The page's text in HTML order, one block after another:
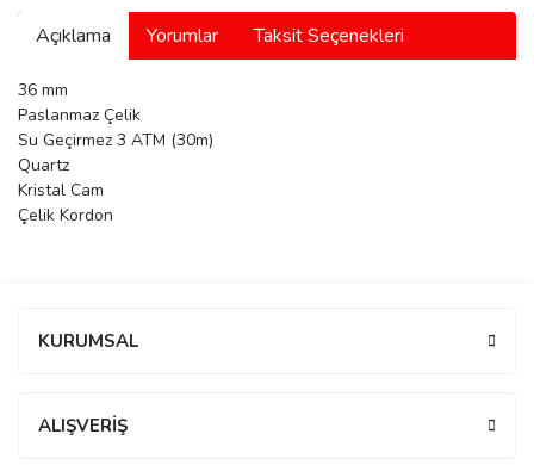
Açıklama Yorumlar Taksit Seçenekleri
36 mm
Paslanmaz Çelik
Su Geçirmez 3 ATM (30m)
Quartz
Kristal Cam
Çelik Kordon
KURUMSAL
ALIŞVERİŞ